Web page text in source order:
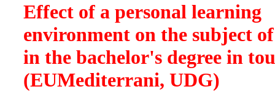
Effect of a personal learning
environment on the subject
in the bachelor's degree in
(EUMediterrani, UDG)